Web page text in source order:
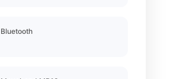
Bluetooth